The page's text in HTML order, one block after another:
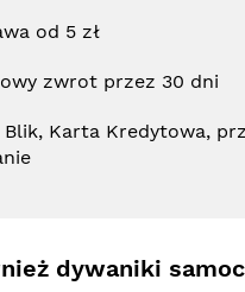
od 5 zł
zwrot przez 30 dni
Blik, Karta Kredytowa,
dywaniki